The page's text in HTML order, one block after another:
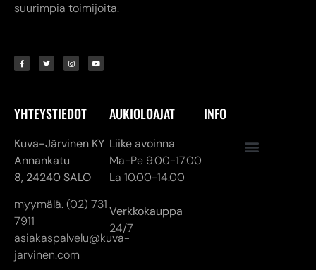
suurimpia toimijoita.
YHTEYSTIEDOT
Kuva-Järvinen KY
Annankatu
8, 24240 SALO
myymälä. (02) 731
7911
asiakaspalvelu@kuva-
jarvinen.com
AUKIOLOAJAT
Liike avoinna
Ma-Pe 9.00-17.00
La 10.00-14.00
Verkkokauppa
24/7
INFO